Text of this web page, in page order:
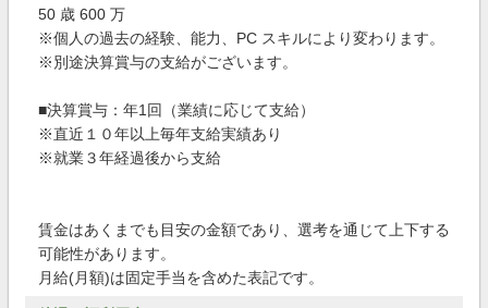
50 歳 600 万
※個人の過去の経験、能力、PC スキルにより変わります。
※別途決算賞与の支給がございます。
■決算賞与：年1回（業績に応じて支給）
※直近１０年以上毎年支給実績あり
※就業３年経過後から支給
賃金はあくまでも目安の金額であり、選考を通じて上下する
可能性があります。
月給(月額)は固定手当を含めた表記です。